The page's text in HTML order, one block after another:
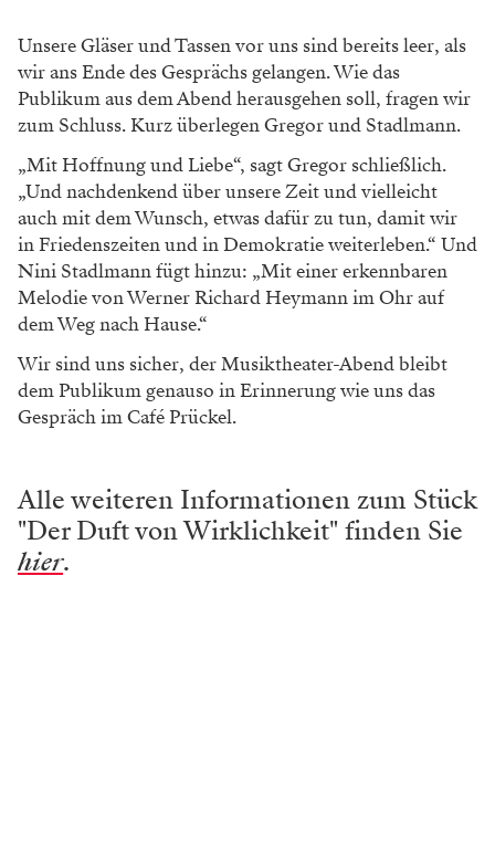
Unsere Gläser und Tassen vor uns sind bereits leer, als
wir ans Ende des Gesprächs gelangen. Wie das
Publikum aus dem Abend herausgehen soll, fragen wir
zum Schluss. Kurz überlegen Gregor und Stadlmann.
„Mit Hoffnung und Liebe“, sagt Gregor schließlich.
„Und nachdenkend über unsere Zeit und vielleicht
auch mit dem Wunsch, etwas dafür zu tun, damit wir
in Friedenszeiten und in Demokratie weiterleben.“ Und
Nini Stadlmann fügt hinzu: „Mit einer erkennbaren
Melodie von Werner Richard Heymann im Ohr auf
dem Weg nach Hause.“
Wir sind uns sicher, der Musiktheater-Abend bleibt
dem Publikum genauso in Erinnerung wie uns das
Gespräch im Café Prückel.
Alle weiteren Informationen zum Stück
"Der Duft von Wirklichkeit" finden Sie
hier.